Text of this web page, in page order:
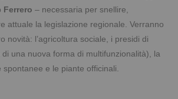
Ferrero – necessaria per snellire,
attuale la legislazione regionale.Verranno
novità: l’agricoltura sociale, i presidi di
di una nuova forma di multifunzionalità), la
e le piante officinali.